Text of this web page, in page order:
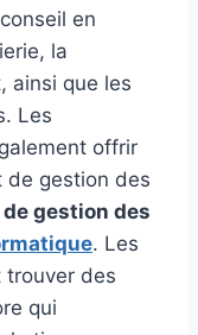
en
la
ainsi que les
Les
offrir
de gestion des
gestion des
. Les
trouver des
qui